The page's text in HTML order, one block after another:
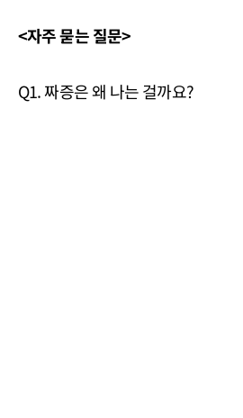
<자주 묻는 질문>
Q1. 짜증은 왜 나는 걸까요?